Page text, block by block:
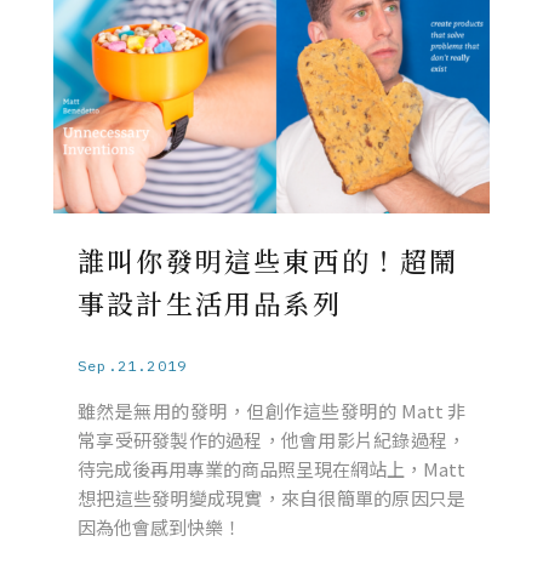
誰叫你發明這些東西的！超鬧
事設計生活用品系列
Sep.21.2019
雖然是無用的發明，但創作這些發明的 Matt 非
常享受研發製作的過程，他會用影片紀錄過程，
待完成後再用專業的商品照呈現在網站上，Matt
想把這些發明變成現實，來自很簡單的原因只是
因為他會感到快樂！